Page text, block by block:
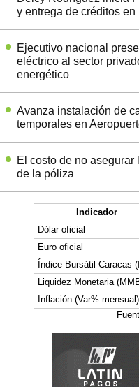
y entrega de créditos en
Ejecutivo nacional
eléctrico al sector
energético
Avanza instalación de
temporales en
El costo de no
de la póliza
Indicador
Dólar oficial
Euro oficial
Índice Bursátil Caracas
Liquidez Monetaria
Inflación (Var% mensual)